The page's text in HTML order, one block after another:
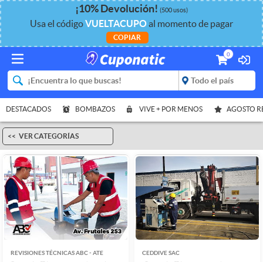
¡10%Devolución! (500 usos)
Usa el códigoVUELTACUPOal momento de pagar
COPIAR
0
DESTACADOS BOMBAZOS VIVE + POR MENOS AGOSTO
VER CATEGORÍAS
REVISIONES TÉCNICAS ABC - ATE CEDDIVE SAC